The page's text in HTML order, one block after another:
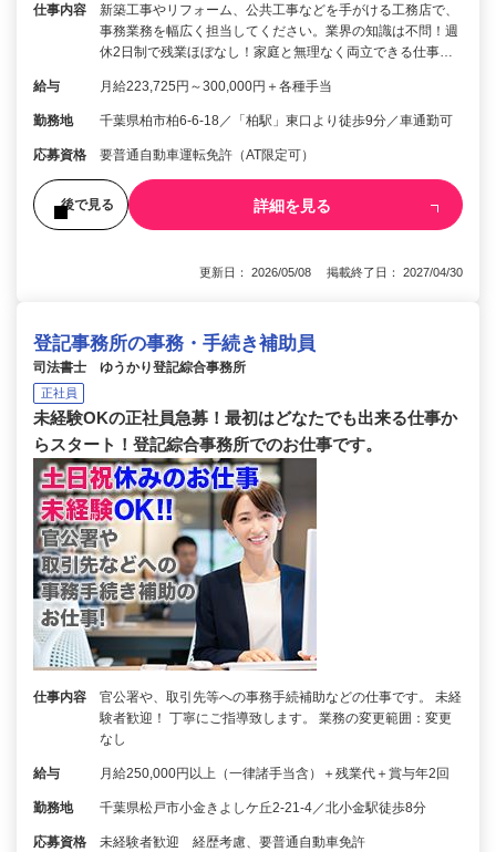
仕事内容
新築工事やリフォーム、公共工事などを手がける工務店で、
事務業務を幅広く担当してください。業界の知識は不問！週
休2日制で残業ほぼなし！家庭と無理なく両立できる仕事…
給与 月給223,725円～300,000円＋各種手当
勤務地 千葉県柏市柏6-6-18／「柏駅」東口より徒歩9分／車通勤可
応募資格 要普通自動車運転免許（AT限定可）
後で見る 詳細を見る
更新日： 2026/05/08 掲載終了日： 2027/04/30
登記事務所の事務・手続き補助員
司法書士 ゆうかり登記綜合事務所
正社員
未経験OKの正社員急募！最初はどなたでも出来る仕事か
らスタート！登記綜合事務所でのお仕事です。
仕事内容
官公署や、取引先等への事務手続補助などの仕事です。 未経
験者歓迎！ 丁寧にご指導致します。 業務の変更範囲：変更
なし
給与 月給250,000円以上（一律諸手当含）＋残業代＋賞与年2回
勤務地 千葉県松戸市小金きよしケ丘2-21-4／北小金駅徒歩8分
応募資格 未経験者歓迎 経歴考慮、要普通自動車免許